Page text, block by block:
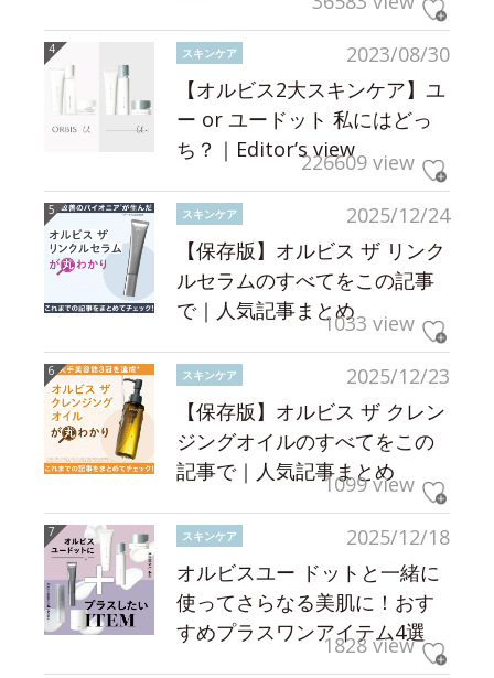
2023/08/30
スキンケア
【オルビス2大スキンケア】ユ
ー or ユードット 私にはどっ
ち？｜Editor’s view226609 view
2025/12/24
スキンケア
【保存版】オルビス ザ リンク
ルセラムのすべてをこの記事
で｜人気記事まとめ1033 view
2025/12/23
スキンケア
【保存版】オルビス ザ クレン
ジングオイルのすべてをこの
記事で｜人気記事まとめ
1099 view
2025/12/18
スキンケア
オルビスユー ドットと一緒に
使ってさらなる美肌に！おす
すめプラスワンアイテム4選
1828 view